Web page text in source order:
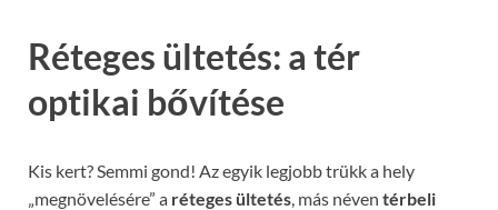
Réteges ültetés: a tér
optikai bővítése
Kis kert? Semmi gond! Az egyik legjobb trükk a hely
„megnövelésére” a réteges ültetés , más néven térbeli